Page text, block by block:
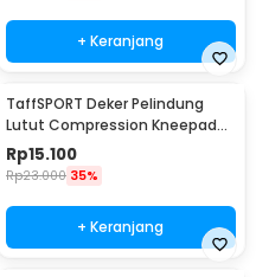
+ Keranjang
TaffSPORT Deker Pelindung
Lutut Compression Kneepad
Gym Fitness 1 PCS XL - SS7
Rp15.100
Rp23.000 35%
+ Keranjang